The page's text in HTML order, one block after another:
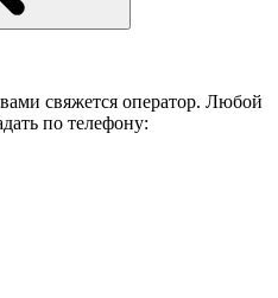
свяжется оператор. Любой
по телефону: